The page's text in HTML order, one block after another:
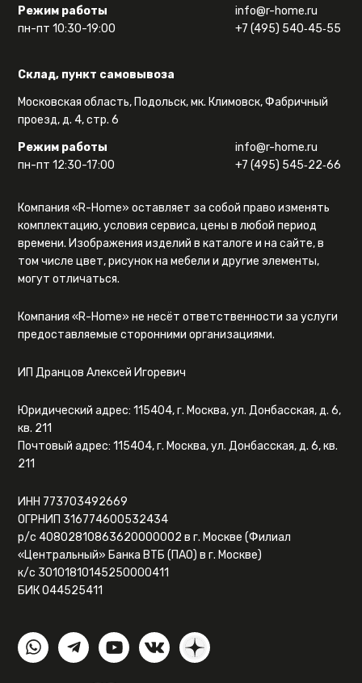
Режим работы
пн-пт 10:30-19:00
info@r-home.ru
+7 (495) 540‑45‑55
Склад, пункт самовывоза
Московская область, Подольск, мк. Климовск, Фабричный
проезд, д. 4, стр. 6
Режим работы
пн-пт 12:30-17:00
info@r-home.ru
+7 (495) 545‑22‑66
Компания «R-Home» оставляет за собой право изменять
комплектацию, условия сервиса, цены в любой период
времени. Изображения изделий в каталоге и на сайте, в
том числе цвет, рисунок на мебели и другие элементы,
могут отличаться.
Компания «R-Home» не несёт ответственности за услуги
предоставляемые сторонними организациями.
ИП Дранцов Алексей Игоревич
Юридический адрес: 115404, г. Москва, ул. Донбасская, д. 6,
кв. 211
Почтовый адрес: 115404, г. Москва, ул. Донбасская, д. 6, кв.
211
ИНН 773703492669
ОГРНИП 316774600532434
р/с 40802810863620000002 в г. Москве (Филиал
«Центральный» Банка ВТБ (ПАО) в г. Москве)
к/с 30101810145250000411
БИК 044525411